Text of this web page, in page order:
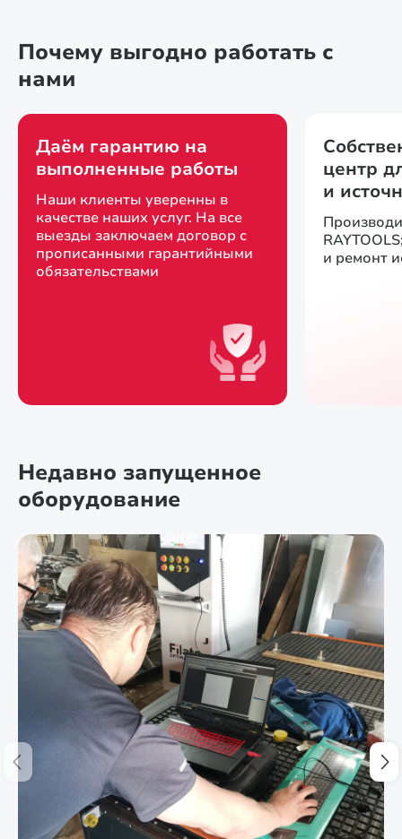
Почему выгодно работать с
нами
Даём гарантию на
выполненные работы
Наши клиенты уверенны в
качестве наших услуг. На все
выезды заключаем договор с
прописанными гарантийными
обязательствами
центр
и
и ремонт
Недавно запущенное
оборудование